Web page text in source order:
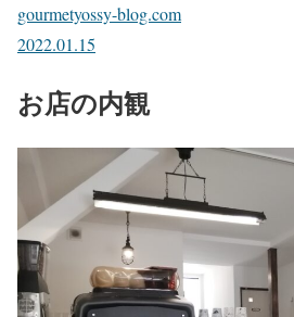
gourmetyossy-blog.com
2022.01.15
お店の内観